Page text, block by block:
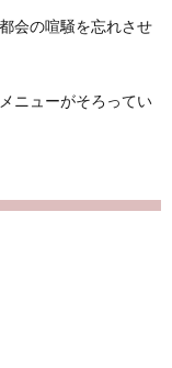
会の喧騒を忘れさせ
ニューがそろってい